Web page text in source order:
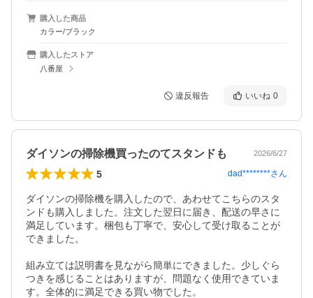
購入した商品
カラー/ブラック
購入したストア
八番屋
違反報告 いいね 0
ダイソンの掃除機買ったのてスタンドも 2026/6/27
5 dad********さん
ダイソンの掃除機を購入したので、あわせてこちらのスタ
ンドも購入しました。注文した翌日に届き、配送の早さに
満足しています。梱包も丁寧で、安心して受け取ることが
できました。
組み立ては説明書を見ながら簡単にできました。少しぐら
つきを感じることはありますが、問題なく使用できていま
す。全体的に満足できる買い物でした。